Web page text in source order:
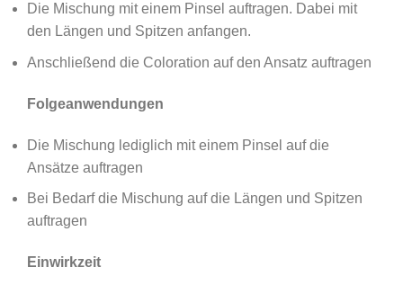
Die Mischung mit einem Pinsel auftragen. Dabei mit
den Längen und Spitzen anfangen.
Anschließend die Coloration auf den Ansatz auftragen
Folgeanwendungen
Die Mischung lediglich mit einem Pinsel auf die
Ansätze auftragen
Bei Bedarf die Mischung auf die Längen und Spitzen
auftragen
Einwirkzeit